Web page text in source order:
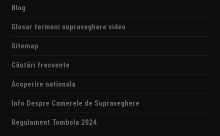
Blog
Glosar termeni supraveghere video
Sitemap
Căutări frecvente
Acoperire nationala
Info Despre Camerele de Supraveghere
Regulament Tombola 2024